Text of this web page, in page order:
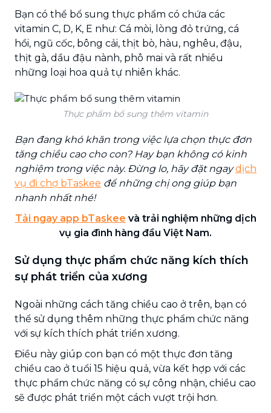
Bạn có thể bổ sung thực phẩm có chứa các
vitamin C, D, K, E như: Cá mòi, lòng đỏ trứng, cá
hồi, ngũ cốc, bông cải, thịt bò, hàu, nghêu, đậu,
thịt gà, dầu đậu nành, phô mai và rất nhiều
những loại hoa quả tự nhiên khác.
Thực phẩm bổ sung thêm vitamin
Bạn đang khó khăn trong việc lựa chọn thực đơn
tăng chiều cao cho con? Hay bạn không có kinh
nghiệm trong việc này. Đừng lo, hãy đặt ngaydịch
vụ đi chợ bTaskee để những chị ong giúp bạn
nhanh nhất nhé!
Tải ngay app bTaskee và trải nghiệm những dịch
vụ gia đình hàng đầu Việt Nam.
Sử dụng thực phẩm chức năng kích thích
sự phát triển của xương
Ngoài những cách tăng chiều cao ở trên, bạn có
thể sử dụng thêm những thực phẩm chức năng
với sự kích thích phát triển xương.
Điều này giúp con bạn có một thực đơn tăng
chiều cao ở tuổi 15 hiệu quả, vừa kết hợp với các
thực phẩm chức năng có sự công nhận, chiều cao
sẽ được phát triển một cách vượt trội hơn.